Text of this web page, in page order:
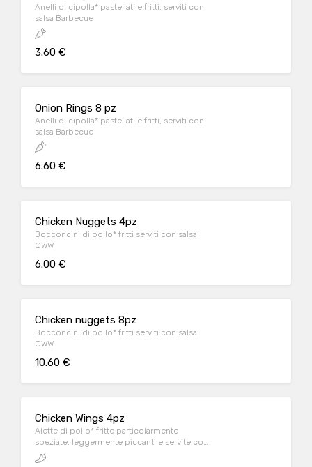
Anelli di cipolla* pastellati e fritti, serviti con
salsa Barbecue
3.60 €
Onion Rings 8 pz
Anelli di cipolla* pastellati e fritti, serviti con
salsa Barbecue
6.60 €
Chicken Nuggets 4pz
Bocconcini di pollo* fritti serviti con salsa
OWW
6.00 €
Chicken nuggets 8pz
Bocconcini di pollo* fritti serviti con salsa
OWW
10.60 €
Chicken Wings 4pz
Alette di pollo* fritte particolarmente
speziate, leggermente piccanti e servite con
salsa OWW